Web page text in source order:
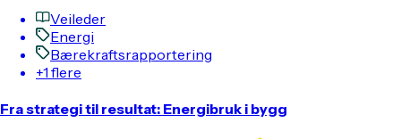
Veileder
Energi
Bærekraftsrapportering
+1 flere
Fra strategi til resultat: Energibruk i bygg